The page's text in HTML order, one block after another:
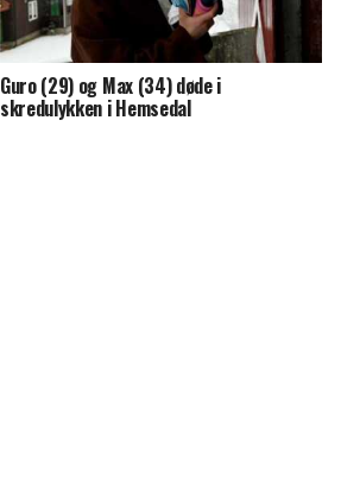
Guro (29) og Max (34) døde i
skredulykken i Hemsedal